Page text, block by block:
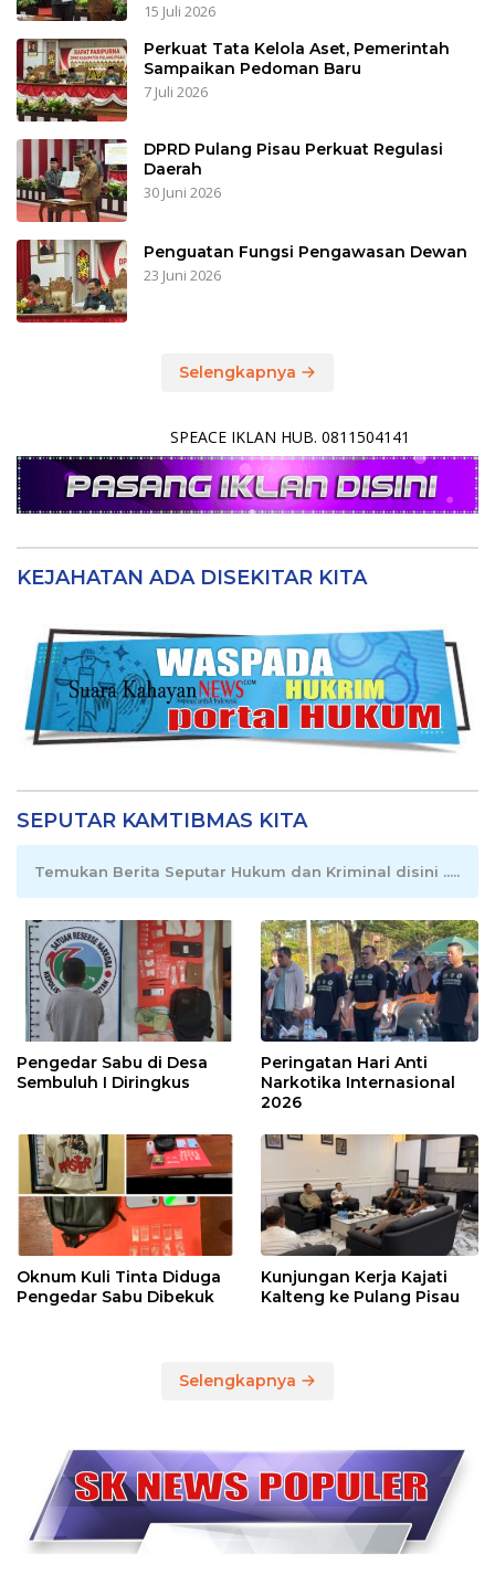
15 Juli 2026
Perkuat Tata Kelola Aset, Pemerintah
Sampaikan Pedoman Baru
7 Juli 2026
DPRD Pulang Pisau Perkuat Regulasi
Daerah
30 Juni 2026
Penguatan Fungsi Pengawasan Dewan
23 Juni 2026
Selengkapnya
SPEACE IKLAN HUB. 0811504141
KEJAHATAN ADA DISEKITAR KITA
SEPUTAR KAMTIBMAS KITA
Temukan Berita Seputar Hukum dan Kriminal disini .....
Pengedar Sabu di Desa
Sembuluh I Diringkus
Peringatan Hari Anti
Narkotika Internasional
2026
Oknum Kuli Tinta Diduga
Pengedar Sabu Dibekuk
Kunjungan Kerja Kajati
Kalteng ke Pulang Pisau
Selengkapnya